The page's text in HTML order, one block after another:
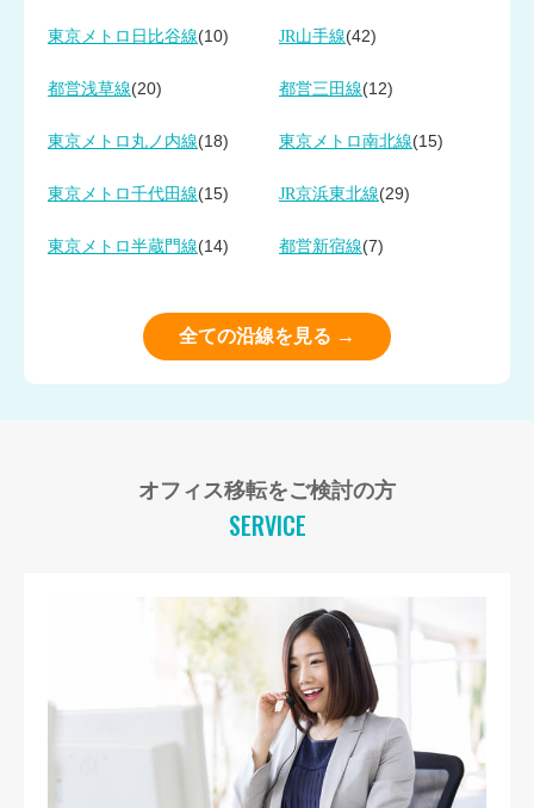
東京メトロ日比谷線(10) JR山手線(42)
都営浅草線(20) 都営三田線(12)
東京メトロ丸ノ内線(18) 東京メトロ南北線(15)
東京メトロ千代田線(15) JR京浜東北線(29)
東京メトロ半蔵門線(14) 都営新宿線(7)
全ての沿線を見る →
オフィス移転をご検討の方
SERVICE